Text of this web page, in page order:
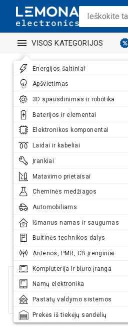
VISOS KATEGORIJOS
Energijos šaltiniai
Apšvietimas
3D spausdinimas ir robotika
Baterijos ir elementai
Elektronikos komponentai
Laidai ir kabeliai
Įrankiai
Matavimo prietaisai
Cheminės medžiagos
Automobiliams
Išmanus namas ir saugumas
Buitinės technikos dalys
Antenos, PMR, CB įrenginiai
Kompiuterija ir biuro įranga
Namų elektronika
Pastatų valdymo sistemos
Prekės iš tiekėjų sandėlių
Prekės,
Informacija apie